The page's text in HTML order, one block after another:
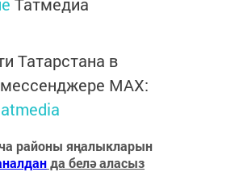
Татарстана в
MАХ:
районы яңалыкларын
да белә аласыз